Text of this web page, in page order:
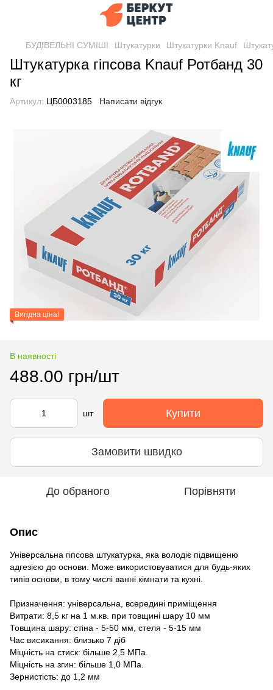
БУДІВЕЛЬНІ СУМІШІ Штукатурки Штукатурки Knauf
Штукатурка гіпсова Knauf Ротбанд 30
кг
Артикул: ЦБ0003185 Написати відгук
Вигідна ціна!
В наявності
488.00 грн/шт
шт Купити
Замовити швидко
До обраного Порівняти
Опис
Універсальна гіпсова штукатурка, яка володіє підвищеню
адгезією до основи. Може використовуватися для будь-яких
типів основи, в тому числі ванні кімнати та кухні.
Призначення: універсальна, всередині приміщення
Витрати: 8,5 кг на 1 м.кв. при товщині шару 10 мм
Товщина шару: стіна - 5-50 мм, стеля - 5-15 мм
Час висихання: близько 7 діб
Міцність на стиск: більше 2,5 МПа.
Міцність на згин: більше 1,0 МПа.
Зернистість: до 1,2 мм